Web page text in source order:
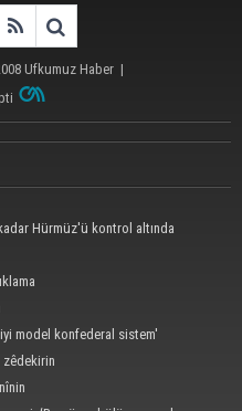
Ufkumuz Haber |
Hürmüz'ü kontrol altında
model konfederal sistem'
zêdekirin